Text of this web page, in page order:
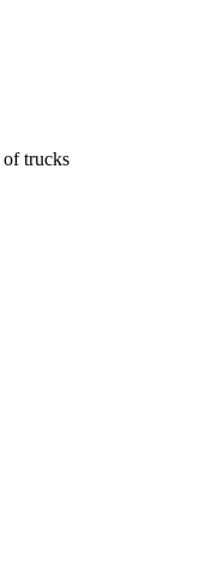
of trucks